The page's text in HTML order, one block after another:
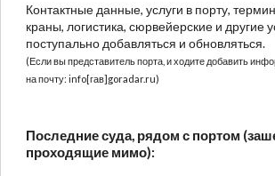
Контактные данные, услуги в порту,
краны, логистика, сюрвейерские и другие
поступально добавляться и обновляться.
(Если вы представитель порта, и ходите добавить
на почту: info[гав]goradar.ru)
Последние суда, рядом с портом
проходящие мимо):